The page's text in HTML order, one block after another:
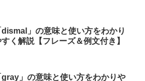
dismal」の意味と使い方をわかり
く解説【フレーズ＆例文付き】
gray」の意味と使い方をわかりや